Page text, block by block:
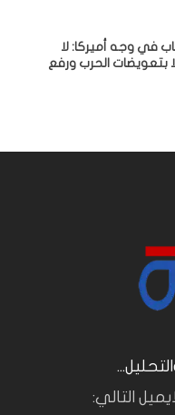
في وجه أميركا: لا
بتعويضات الحرب ورفع
التالي: